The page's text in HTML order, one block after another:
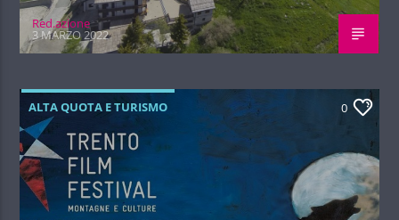
Red.azione
3 MARZO 2022
ALTA QUOTA E TURISMO 0